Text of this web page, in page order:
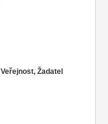
Veřejnost, Žadatel